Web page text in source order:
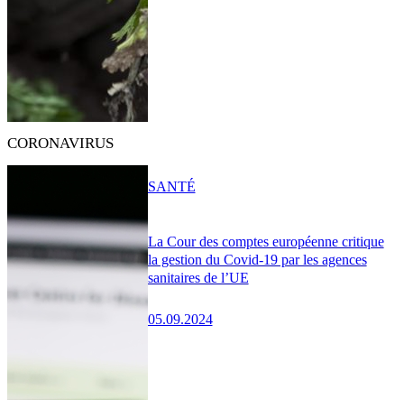
CORONAVIRUS
La Cour des comptes européenne critique
la gestion du Covid-19 par les agences
sanitaires de l’UE
05.09.2024
SANTÉ